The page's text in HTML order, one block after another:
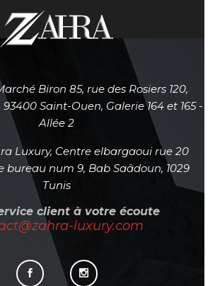
Biron 85, rue des Rosiers 120,
Saint-Ouen, Galerie 164 et 165 -
Allée 2
Luxury, Centre elbargaoui rue 20
bureau num 9, Bab Saâdoun, 1029
Tunis
client à votre écoute
luxury.com